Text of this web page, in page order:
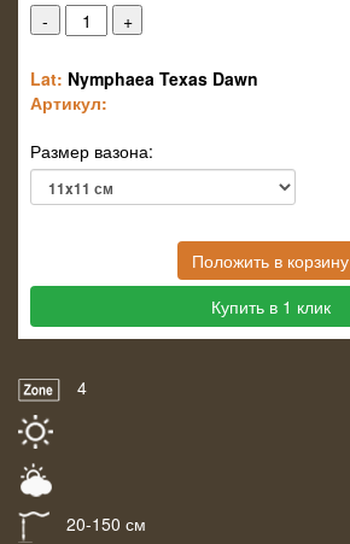
Lat: Nymphaea Texas Dawn
Артикул:
Размер вазона:
Положить в корзину
Купить в 1 клик
4
20-150 см